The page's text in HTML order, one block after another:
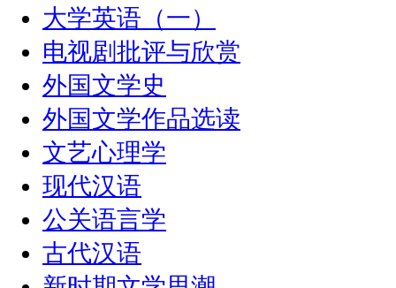
大学英语（一）
电视剧批评与欣赏
外国文学史
外国文学作品选读
文艺心理学
现代汉语
公关语言学
古代汉语